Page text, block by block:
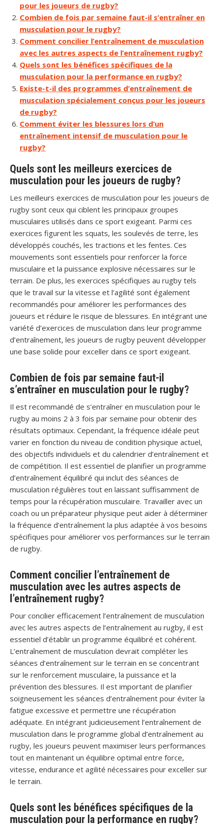
pour les joueurs de rugby?
Combien de fois par semaine faut-il s’entraîner en
musculation pour le rugby?
Comment concilier l’entraînement de musculation
avec les autres aspects de l’entraînement rugby?
Quels sont les bénéfices spécifiques de la
musculation pour la performance en rugby?
Existe-t-il des programmes d’entraînement de
musculation spécialement conçus pour les joueurs
de rugby?
Comment éviter les blessures lors d’un
entraînement intensif de musculation pour le
rugby?
Quels sont les meilleurs exercices de
musculation pour les joueurs de rugby?
Les meilleurs exercices de musculation pour les joueurs de
rugby sont ceux qui ciblent les principaux groupes
musculaires utilisés dans ce sport exigeant. Parmi ces
exercices figurent les squats, les soulevés de terre, les
développés couchés, les tractions et les fentes. Ces
mouvements sont essentiels pour renforcer la force
musculaire et la puissance explosive nécessaires sur le
terrain. De plus, les exercices spécifiques au rugby tels
que le travail sur la vitesse et l’agilité sont également
recommandés pour améliorer les performances des
joueurs et réduire le risque de blessures. En intégrant une
variété d’exercices de musculation dans leur programme
d’entraînement, les joueurs de rugby peuvent développer
une base solide pour exceller dans ce sport exigeant.
Combien de fois par semaine faut-il
s’entraîner en musculation pour le rugby?
Il est recommandé de s’entraîner en musculation pour le
rugby au moins 2 à 3 fois par semaine pour obtenir des
résultats optimaux. Cependant, la fréquence idéale peut
varier en fonction du niveau de condition physique actuel,
des objectifs individuels et du calendrier d’entraînement et
de compétition. Il est essentiel de planifier un programme
d’entraînement équilibré qui inclut des séances de
musculation régulières tout en laissant suffisamment de
temps pour la récupération musculaire. Travailler avec un
coach ou un préparateur physique peut aider à déterminer
la fréquence d’entraînement la plus adaptée à vos besoins
spécifiques pour améliorer vos performances sur le terrain
de rugby.
Comment concilier l’entraînement de
musculation avec les autres aspects de
l’entraînement rugby?
Pour concilier efficacement l’entraînement de musculation
avec les autres aspects de l’entraînement au rugby, il est
essentiel d’établir un programme équilibré et cohérent.
L’entraînement de musculation devrait compléter les
séances d’entraînement sur le terrain en se concentrant
sur le renforcement musculaire, la puissance et la
prévention des blessures. Il est important de planifier
soigneusement les séances d’entraînement pour éviter la
fatigue excessive et permettre une récupération
adéquate. En intégrant judicieusement l’entraînement de
musculation dans le programme global d’entraînement au
rugby, les joueurs peuvent maximiser leurs performances
tout en maintenant un équilibre optimal entre force,
vitesse, endurance et agilité nécessaires pour exceller sur
le terrain.
Quels sont les bénéfices spécifiques de la
musculation pour la performance en rugby?